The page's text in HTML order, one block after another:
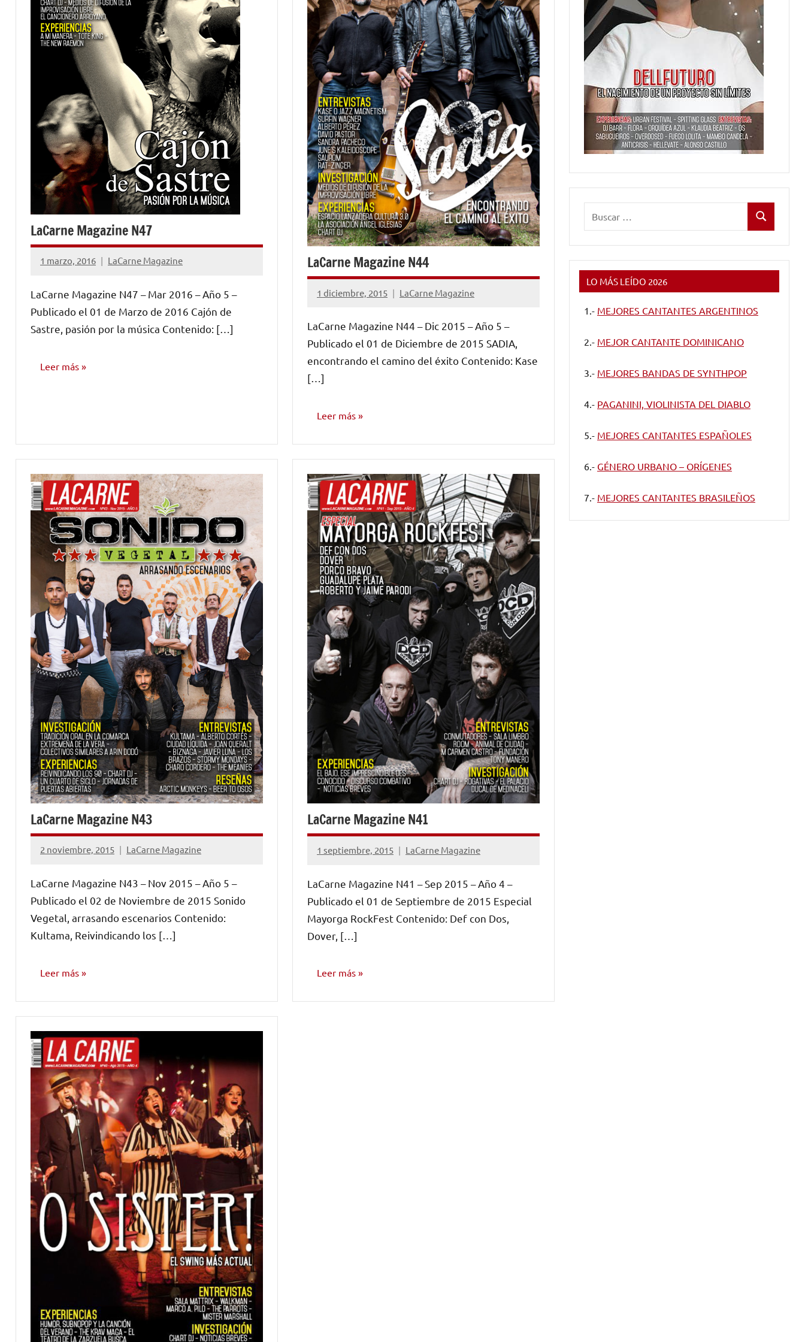
LaCarne Magazine N47
1 marzo, 2016 LaCarne Magazine
1
LaCarne Magazine N47 – Mar 2016 – Año 5 –
Publicado el 01 de Marzo de 2016 Cajón de
Sastre, pasión por la música Contenido: […]
Leer más
LaCarne Magazine N44
1 diciembre, 2015 LaCarne Magazine
No
comentarios
LaCarne Magazine N44 – Dic 2015 – Año 5 –
Publicado el 01 de Diciembre de 2015 SADIA,
encontrando el camino del éxito Contenido: Kase
[…]
Leer más
LaCarne Magazine N43
2 noviembre, 2015 LaCarne Magazine
No
comentarios
LaCarne Magazine N43 – Nov 2015 – Año 5 –
Publicado el 02 de Noviembre de 2015 Sonido
Vegetal, arrasando escenarios Contenido:
Kultama, Reivindicando los […]
Leer más
LaCarne Magazine N41
1 septiembre, 2015 LaCarne Magazine
No
comentarios
LaCarne Magazine N41 – Sep 2015 – Año 4 –
Publicado el 01 de Septiembre de 2015 Especial
Mayorga RockFest Contenido: Def con Dos,
Dover, […]
Leer más
Buscar
LO MÁS LEÍDO 2026
1.- MEJORES CANTANTES ARGENTINOS
2.- MEJOR CANTANTE DOMINICANO
3.- MEJORES BANDAS DE SYNTHPOP
4.- PAGANINI, VIOLINISTA DEL DIABLO
5.- MEJORES CANTANTES ESPAÑOLES
6.- GÉNERO URBANO – ORÍGENES
7.- MEJORES CANTANTES BRASILEÑOS